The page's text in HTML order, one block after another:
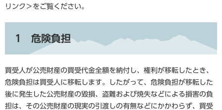
リンク＞ をご覧ください。
1 危険負担
買受人が公売財産の買受代金全額を納付し、権利が移転したとき、
危険負担は買受人に移転します。したがって、危険負担が移転した
後に発生した公売財産の毀損、盗難および焼失などによる損害の負
担は、その公売財産の現実の引渡しの有無などにかかわらず、買受